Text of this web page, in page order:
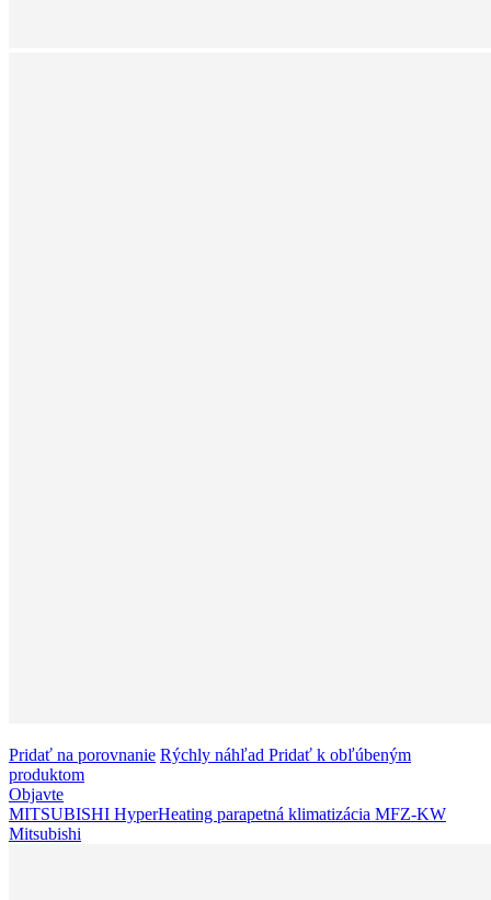
Pridať na porovnanie Rýchly náhľad Pridať k obľúbeným
produktom
Objavte
MITSUBISHI HyperHeating parapetná klimatizácia MFZ-KW
Mitsubishi